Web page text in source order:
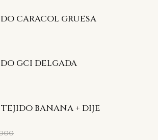
CARACOL GRUESA
GCI DELGADA
BANANA + DIJE